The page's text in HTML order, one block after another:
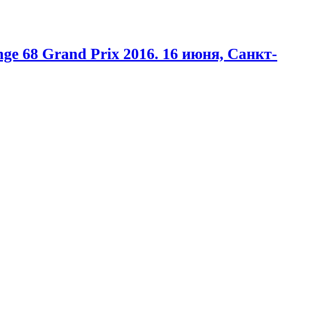
68 Grand Prix 2016. 16 июня, Санкт-